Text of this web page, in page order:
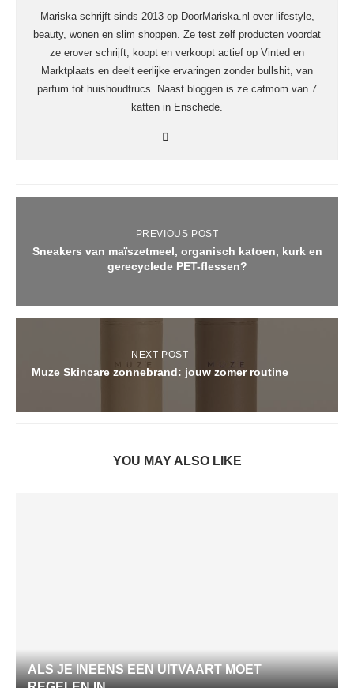
Mariska schrijft sinds 2013 op DoorMariska.nl over lifestyle,
beauty, wonen en slim shoppen. Ze test zelf producten voordat
ze erover schrijft, koopt en verkoopt actief op Vinted en
Marktplaats en deelt eerlijke ervaringen zonder bullshit, van
parfum tot huishoudtrucs. Naast bloggen is ze catmom van 7
katten in Enschede.
PREVIOUS POST
Sneakers van maïszetmeel, organisch katoen, kurk en
gerecyclede PET-flessen?
NEXT POST
Muze Skincare zonnebrand: jouw zomer routine
YOU MAY ALSO LIKE
ALS JE INEENS EEN UITVAART MOET